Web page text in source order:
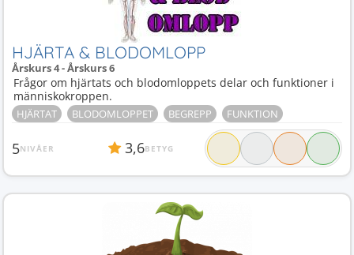
HJÄRTA & BLODOMLOPP
Årskurs 4 - Årskurs 6
Frågor om hjärtats och blodomloppets delar och funktioner i
människokroppen.
HJÄRTAT BLODOMLOPPET BEGREPP FUNKTION
5NIVÅER 3,6BETYG